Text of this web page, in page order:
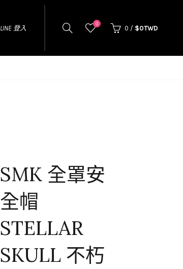
LINE 登入
0
0 / $0TWD
SMK 全罩安
全帽
STELLAR
SKULL 不朽